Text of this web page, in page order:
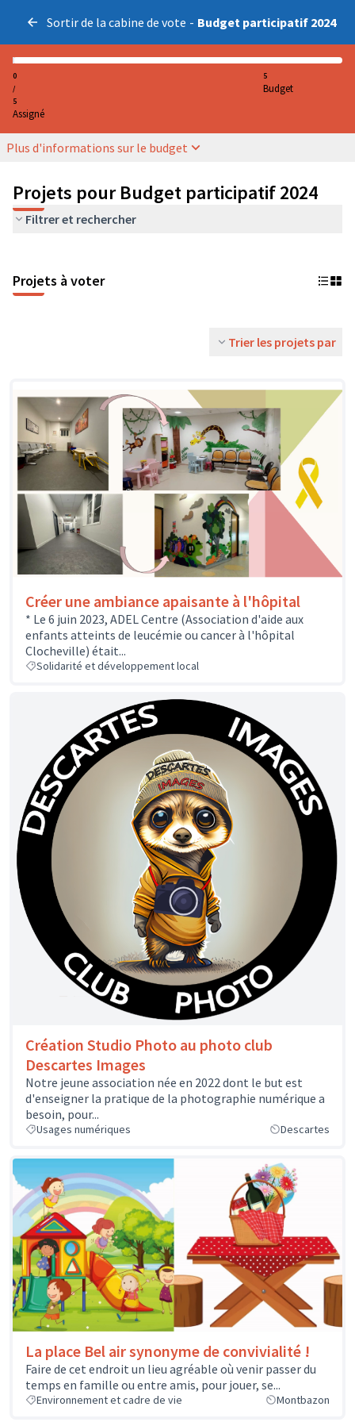
Sortir de la cabine de vote - Budget participatif 2024
0
/
5
Assigné
5
Budget
Plus d'informations sur le budget
Projets pour Budget participatif 2024
Filtrer et rechercher
Projets à voter
Trier les projets par
Créer une ambiance apaisante à l'hôpital
* Le 6 juin 2023, ADEL Centre (Association d'aide aux
enfants atteints de leucémie ou cancer à l'hôpital
Clocheville) était...
Solidarité et développement local
Création Studio Photo au photo club
Descartes Images
Notre jeune association née en 2022 dont le but est
d'enseigner la pratique de la photographie numérique a
besoin, pour...
Usages numériques Descartes
La place Bel air synonyme de convivialité !
Faire de cet endroit un lieu agréable où venir passer du
temps en famille ou entre amis, pour jouer, se...
Environnement et cadre de vie Montbazon